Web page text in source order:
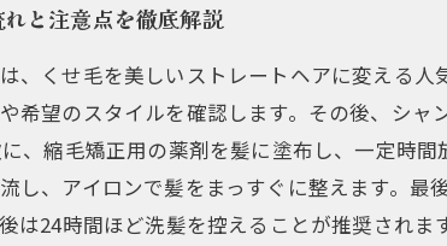
と注意点を徹底解説
、くせ毛を美しいストレートヘアに変える
希望のスタイルを確認します。その後、シ
に、縮毛矯正用の薬剤を髪に塗布し、一定時
し、アイロンで髪をまっすぐに整えます。
は24時間ほど洗髪を控えることが推奨され